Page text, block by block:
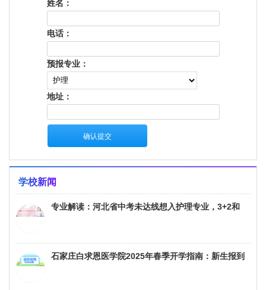
学校新闻
专业解读：河北省中考未达线想入护理专业，3+2和
石家庄白求恩医学院2025年春季开学指南：新生报到